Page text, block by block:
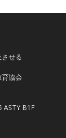
せる
協会
B1F